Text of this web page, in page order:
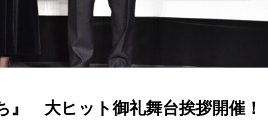
』 大ヒット御礼舞台挨拶開催！